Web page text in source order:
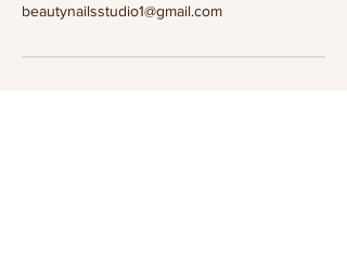
beautynailsstudio1@gmail.com